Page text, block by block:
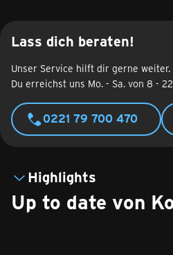
Lass dich beraten!
Unser Service hilft dir gerne weiter.
Du erreichst uns Mo. - Sa. von 8 -
0221 79 700 470
Highlights
Up to date von